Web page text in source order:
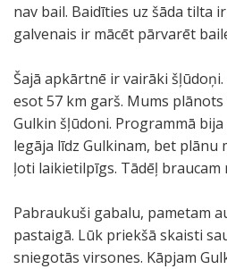
nav bail. Baidīties uz šāda tilta
galvenais ir mācēt pārvarēt
Šajā apkārtnē ir vairāki šļūdoņi.
esot 57 km garš. Mums
Gulkin šļūdoni. Programmā
legāja līdz Gulkinam, bet plānu
ļoti laikietilpīgs. Tādēļ braucam
Pabraukuši gabalu, pametam
pastaigā. Lūk priekšā skaisti
sniegotās virsones. Kāpjam